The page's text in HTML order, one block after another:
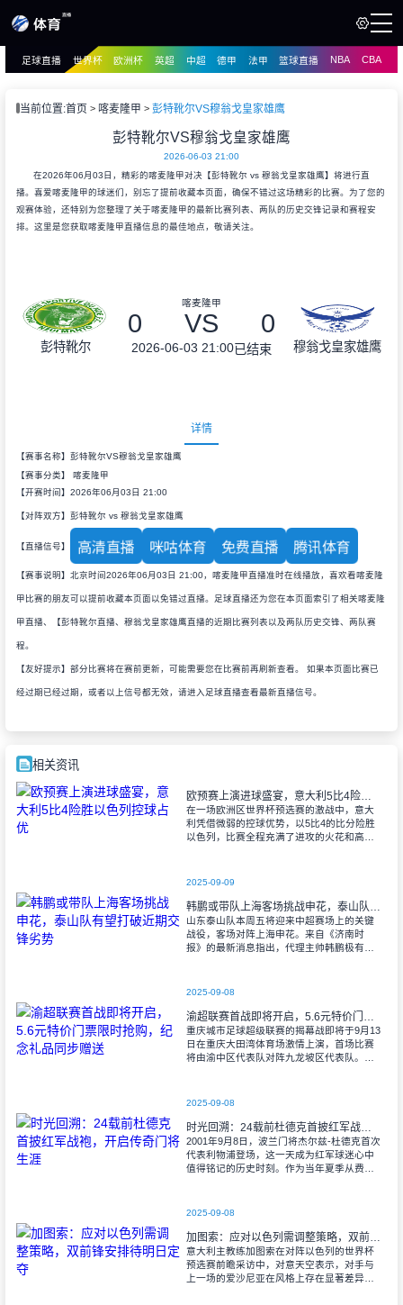
播
足球直播 世界杯 欧洲杯 英超 中超 德甲 法甲 篮球直播 NBA CBA
当前位置:首页 喀麦隆甲 彭特靴尔VS穆翁戈皇家雄鹰
彭特靴尔VS穆翁戈皇家雄鹰
2026-06-03 21:00
在2026年06月03日，精彩的喀麦隆甲对决【彭特靴尔 vs 穆翁戈皇家雄鹰】将进行直
播。喜爱喀麦隆甲的球迷们，别忘了提前收藏本页面，确保不错过这场精彩的比赛。为了您的
观赛体验，还特别为您整理了关于喀麦隆甲的最新比赛列表、两队的历史交锋记录和赛程安
排。这里是您获取喀麦隆甲直播信息的最佳地点，敬请关注。
彭特靴尔
喀麦隆甲
0 VS 0
2026-06-03 21:00已结束 穆翁戈皇家雄鹰
详情
【赛事名称】彭特靴尔VS穆翁戈皇家雄鹰
【赛事分类】 喀麦隆甲
【开赛时间】2026年06月03日 21:00
【对阵双方】彭特靴尔 vs 穆翁戈皇家雄鹰
【直播信号】 高清直播 咪咕体育 免费直播 腾讯体育
【赛事说明】北京时间2026年06月03日 21:00，喀麦隆甲直播准时在线播放，喜欢看喀麦隆
甲比赛的朋友可以提前收藏本页面以免错过直播。足球直播还为您在本页面索引了相关喀麦隆
甲直播、【彭特靴尔直播、穆翁戈皇家雄鹰直播的近期比赛列表以及两队历史交锋、两队赛
程。
【友好提示】部分比赛将在赛前更新，可能需要您在比赛前再刷新查看。 如果本页面比赛已
经过期已经过期，或者以上信号都无效，请进入足球直播查看最新直播信号。
相关资讯
欧预赛上演进球盛宴，意大利5比4险胜以色列控球占优
在一场欧洲区世界杯预选赛的激战中，意大
利凭借微弱的控球优势，以5比4的比分险胜
以色列，比赛全程充满了进攻的火花和高效
2025-09-09
山东泰山队本周五将迎来中超赛场上的关键
战役，客场对阵上海申花。来自《济南时
报》的最新消息指出，代理主帅韩鹏极有可
验。
2025-09-08
渝超联赛首战即将开启，5.6元特价门票限时抢购，纪念礼品同步赠送
重庆城市足球超级联赛的揭幕战即将于9月13
日在重庆大田湾体育场激情上演，首场比赛
将由渝中区代表队对阵九龙坡区代表队。据
2025-09-08
时光回溯：24载前杜德克首披红军战袍，开启传奇门将生涯
2001年9月8日，波兰门将杰尔兹-杜德克首次
代表利物浦登场，这一天成为红军球迷心中
值得铭记的历史时刻。作为当年夏季从费耶
2025-09-08
加图索：应对以色列需调整策略，双前锋安排待明日定夺
意大利主教练加图索在对阵以色列的世界杯
预选赛前瞻采访中，对意天空表示，对手与
上一场的爱沙尼亚在风格上存在显著差异。